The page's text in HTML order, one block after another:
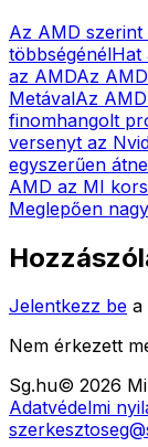
Az AMD
többségénélHat
az AMDAz
MetávalAz
finomhangolt
versenyt az
egyszerűen
AMD az MI
Meglepően
Jelentkezz be a
Nem érkezett
Sg.hu© 2026
Adatvédelmi